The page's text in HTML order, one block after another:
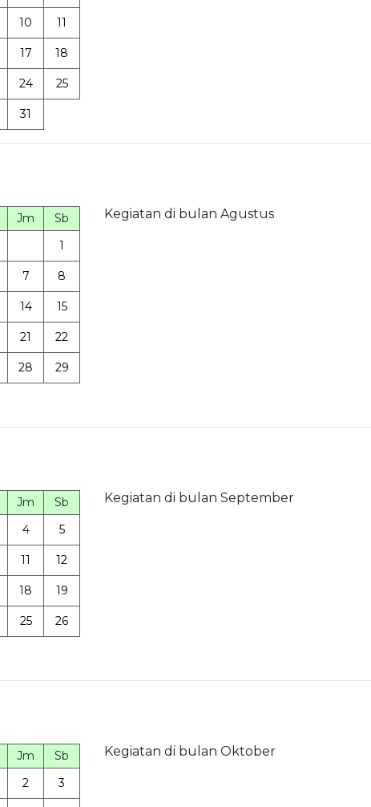
10 11
17 18
24 25
31
Jm
Sb
1
7 8
14 15
21 22
28 29
Kegiatan di bulan Agustus
Jm
Sb
4 5
11 12
18 19
25 26
Kegiatan di bulan September
Jm
Sb
2 3
Kegiatan di bulan Oktober